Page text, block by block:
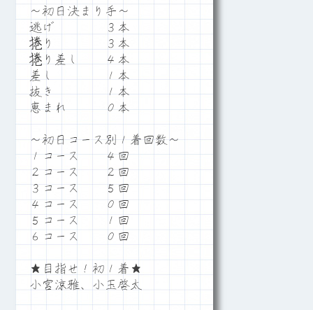
～初日決まり手～
逃げ ３本
捲り ３本
捲り差し ４本
差し １本
抜き １本
恵まれ ０本
～初日コース別１着回数～
１コース ４回
２コース ２回
３コース ５回
４コース ０回
５コース １回
６コース ０回
★目指せ！初１着★
小宮涼雅、小玉啓太